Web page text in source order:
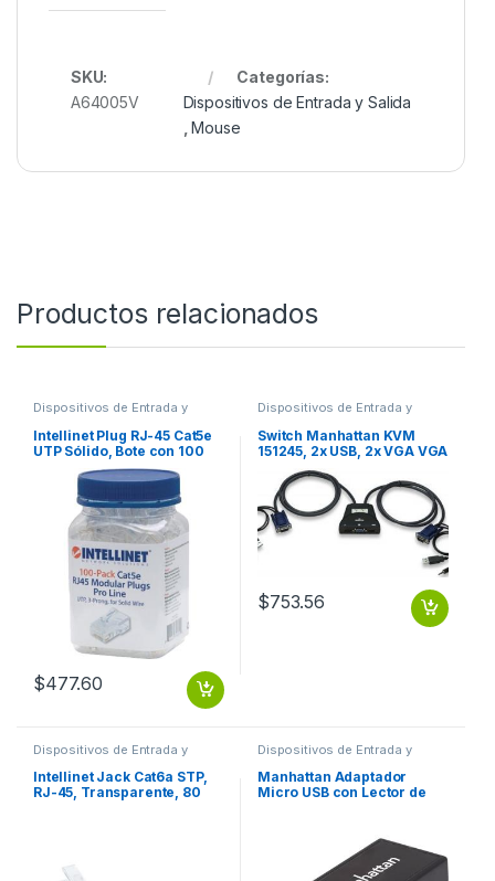
SKU:
A64005V
Categorías:
Dispositivos de Entrada y Salida
,Mouse
Productos relacionados
Dispositivos de Entrada y
Intellinet Plug RJ-45 Cat5e
UTP Sólido, Bote con 100
Piezas Transparentes
SOLIDO 100PZS CONTACTO
CHAPA ORO
$477.60
Dispositivos de Entrada y
Switch Manhattan KVM
151245, 2x USB, 2x VGA VGA
CABLES
$753.56
Dispositivos de Entrada y
Salida
Intellinet Jack Cat6a STP,
RJ-45, Transparente, 80
Dispositivos de Entrada y
Salida
Manhattan Adaptador
Micro USB con Lector de